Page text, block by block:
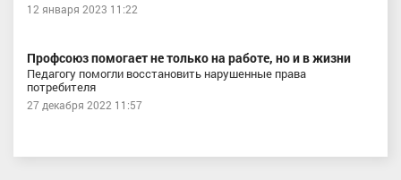
12 января 2023 11:22
Профсоюз помогает не только на работе, но и в жизни
Педагогу помогли восстановить нарушенные права
потребителя
27 декабря 2022 11:57